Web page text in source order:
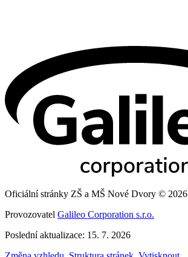
Oficiální stránky ZŠ a MŠ Nové Dvory © 2026
Provozovatel Galileo Corporation s.r.o.
Poslední aktualizace: 15. 7. 2026